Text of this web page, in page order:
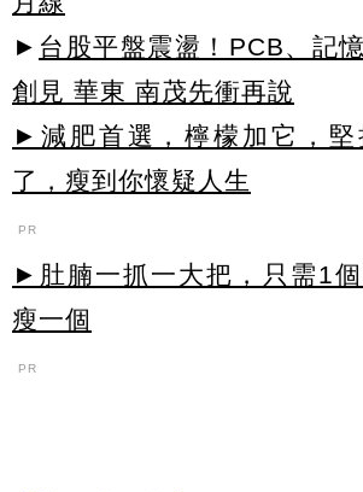
► 台股平盤震盪！PCB、記
創見 華東 南茂先衝再說
►減肥首選，檸檬加它，堅
了，瘦到你懷疑人生
PR
►肚腩一抓一大把，只需1
瘦一個
PR